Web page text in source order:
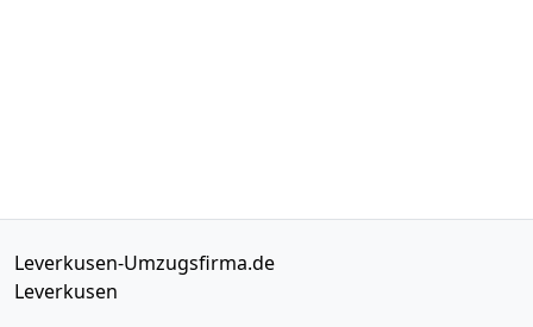
Leverkusen-Umzugsfirma.de
Leverkusen